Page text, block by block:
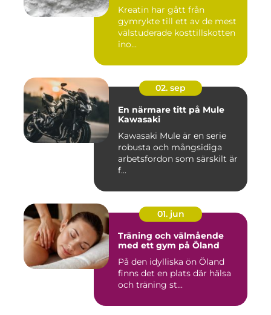
Kreatin har gått från
gymrykte till ett av de mest
välstuderade kosttillskotten
ino...
02. sep
En närmare titt på Mule
Kawasaki
Kawasaki Mule är en serie
robusta och mångsidiga
arbetsfordon som särskilt är
f...
01. jun
Träning och välmående
med ett gym på Öland
På den idylliska ön Öland
finns det en plats där hälsa
och träning st...